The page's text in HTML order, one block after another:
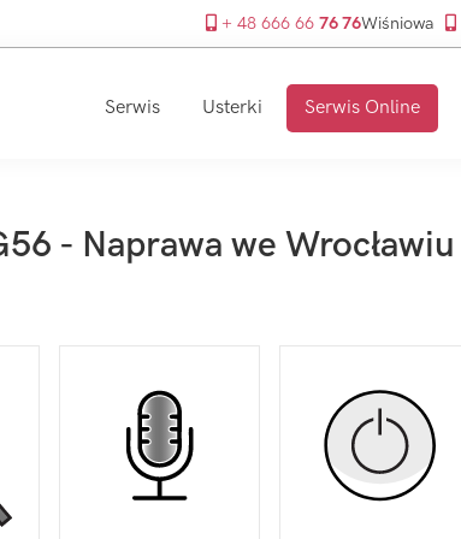
+ 48 666 66 76 76Wiśniowa
Serwis Usterki Serwis Online
- Naprawa we Wrocławiu